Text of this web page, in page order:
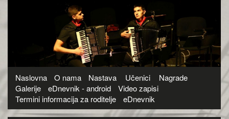
Naslovna O nama Nastava Učenici
Nagrade
Galerije
eDnevnik - android
Video zapisi
Termini informacija za roditelje
eDnevnik